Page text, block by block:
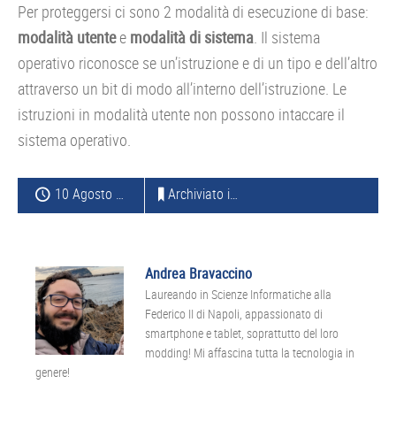
Per proteggersi ci sono 2 modalità di esecuzione di base:
modalità utentee modalità di sistema. Il sistema
operativo riconosce se un’istruzione e di un tipo e dell’altro
attraverso un bit di modo all’interno dell’istruzione. Le
istruzioni in modalità utente non possono intaccare il
sistema operativo.
10 Agosto 2016 Archiviato in:
Andrea Bravaccino
Laureando in Scienze Informatiche alla
Federico II di Napoli, appassionato di
smartphone e tablet, soprattutto del loro
modding! Mi affascina tutta la tecnologia in
genere!